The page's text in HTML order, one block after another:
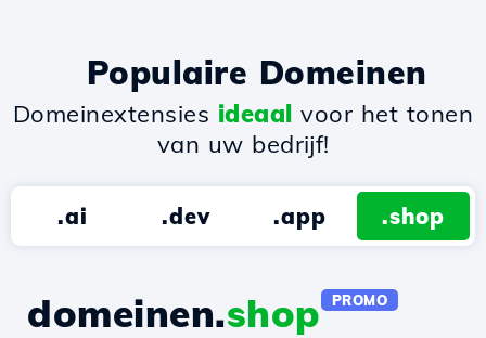
Populaire Domeinen
Domeinextensies ideaal voor het tonen
van uw bedrijf!
.ai .dev .app .shop
domeinen.shop PROMO